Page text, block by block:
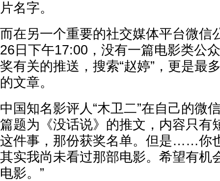
片名字。
而在另一个重要的社交媒体平台微信
26日下午17:00，没有一篇电影类公
奖有关的推送，搜索“赵婷”，更是最
的文章。
中国知名影评人“木卫二”在自己的微
篇题为《没话说》的推文，内容只有
这件事，那份获奖名单。但是……
其实我尚未看过那部电影。希望有机
电影。”